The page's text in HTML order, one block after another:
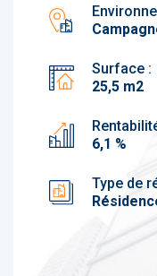
Surface :
25,5 m2
6,1 %
Type de